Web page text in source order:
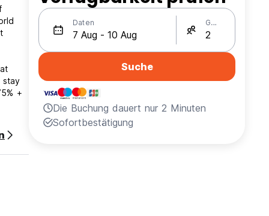
stay
Daten Gäste
Suche
Die Buchung dauert nur 2 Minuten
Sofortbestätigung